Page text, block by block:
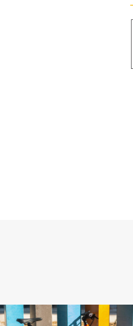
楽しめるよう、